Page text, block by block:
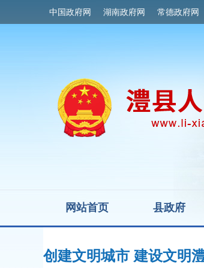
中国政府网 湖南政府网 常德政府网
网站首页 县政府
创建文明城市 建设文明